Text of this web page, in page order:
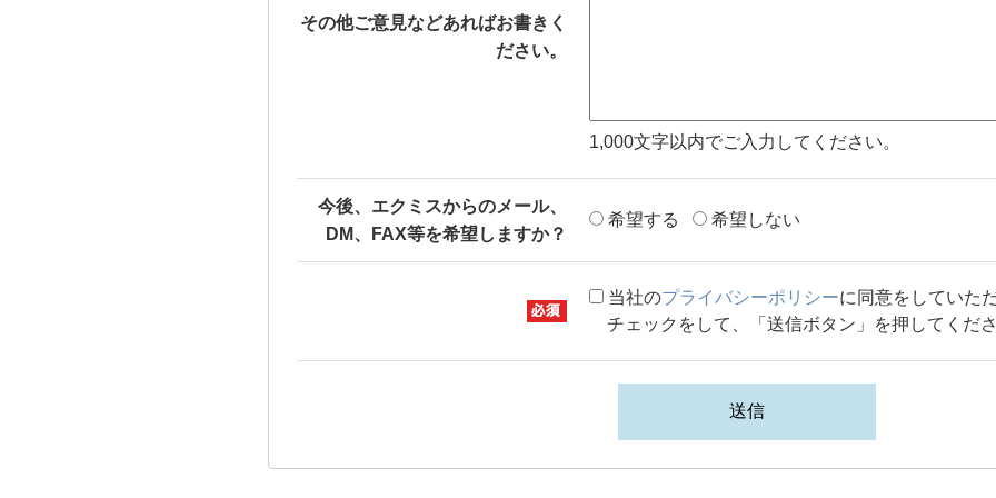
その他ご意見などあればお書きく
ださい。
1,000文字以内でご入力してください。
今後、エクミスからのメール、
DM、FAX等を希望しますか？
希望する 希望しない
当社のプライバシーポリシーに同意をしていた
チェックをして、
「送信ボタン」を押してくださ